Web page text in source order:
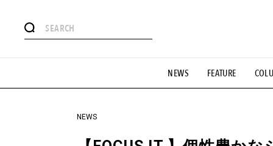
NEWS FEATURE
#憧れの逸品 #ESSENTIAL
#GH 銘品の所以 #フイナムのYouTube #Commune H
#HANDSOME HANDBOOK
NEWS